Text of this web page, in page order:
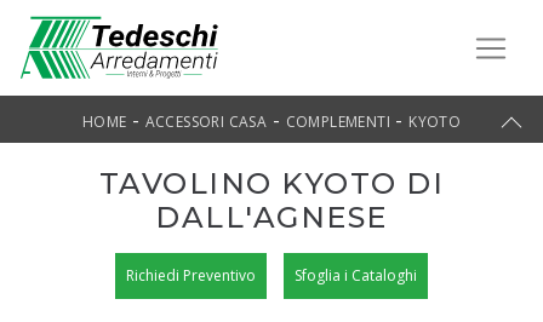
HOME - ACCESSORI CASA - COMPLEMENTI - KYOTO
TAVOLINO KYOTO DI
DALL'AGNESE
Richiedi Preventivo Sfoglia i Cataloghi